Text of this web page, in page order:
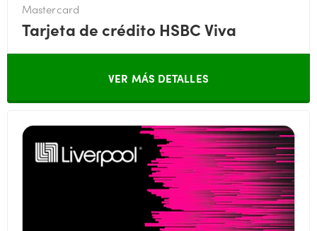
Mastercard
Tarjeta de crédito HSBC Viva
VER MÁS DETALLES